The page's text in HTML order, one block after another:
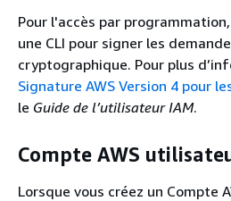
Pour l'accès par
une CLI pour signer les
cryptographique. Pour plus
Signature AWS Version 4 pour
le Guide de l’utilisateur IAM.
Compte AWS
Lorsque vous créez un Compte